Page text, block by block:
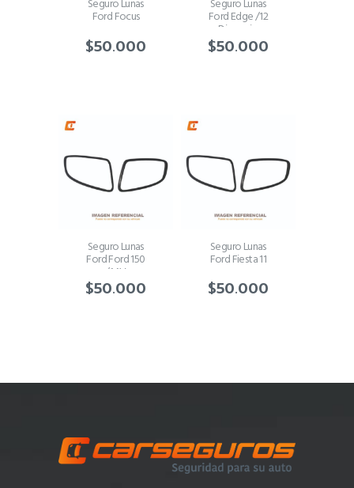
Seguro Lunas
Ford Focus
$50.000
Seguro Lunas
Ford Edge /12
Disparejo
$50.000
Seguro Lunas
Ford Ford 150
/M.V
$50.000
Seguro Lunas
Ford Fiesta 11
$50.000